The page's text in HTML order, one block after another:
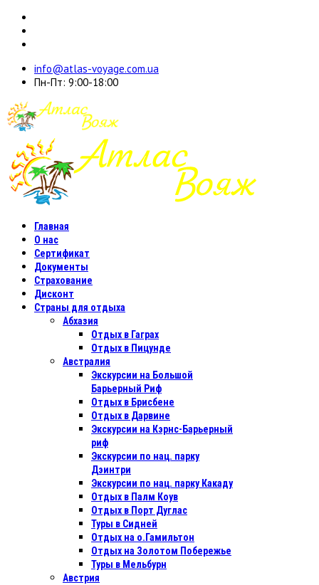
info@atlas-voyage.com.ua
Пн-Пт: 9:00-18:00
Главная
О нас
Сертификат
Документы
Страхование
Дисконт
Страны для отдыха
Абхазия
Отдых в Гаграх
Отдых в Пицунде
Австралия
Экскурсии на Большой
Барьерный Риф
Отдых в Бриcбене
Отдых в Дарвине
Экскурсии на Кэрнс-Барьерный
риф
Экскурсии по нац. парку
Дэинтри
Экскурсии по нац. парку Какаду
Отдых в Палм Коув
Отдых в Порт Дуглас
Туры в Сидней
Отдых на о.Гамильтон
Отдых на Золотом Побережье
Туры в Мельбурн
Австрия